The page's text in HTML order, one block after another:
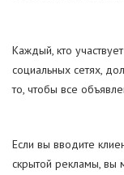
Каждый, кто
социальных сетях,
то, чтобы все
Если вы вводите
скрытой рекламы, вы